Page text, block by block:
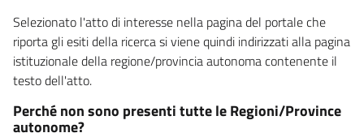
Selezionato l'atto di interesse nella pagina del portale che
riporta gli esiti della ricerca si viene quindi indirizzati alla pagina
istituzionale della regione/provincia autonoma contenente il
testo dell'atto.
Perché non sono presenti tutte le Regioni/Province
autonome?